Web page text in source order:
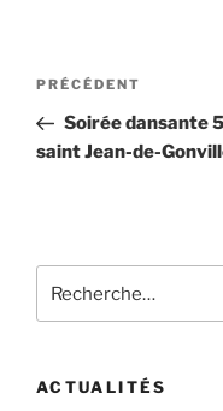
Navigation
l’article
Article
précédent
PRÉCÉDENT
Soirée dansante
saint Jean-de-
pour
ACTUALITÉS